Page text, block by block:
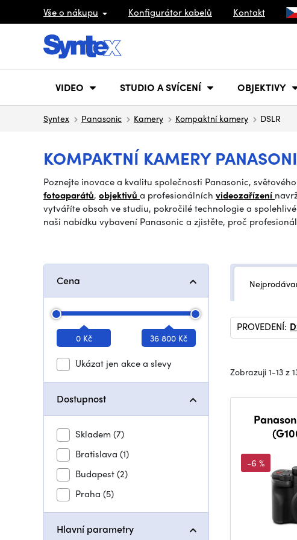
Vše o nákupu Konfigurátor kabelů Kontakt
VIDEO STUDIO A SVÍCENÍ OBJEKTIVY
Syntex Panasonic Kamery Kompaktní kamery DSLR
KOMPAKTNÍ KAMERY
Poznejte inovace a kvalitu společnosti Panasonic,
fotoaparátů, objektivů a profesionálních videozařízení
vytváříte obsah ve studiu, pokročilé technologie a
naši nabídku vybavení Panasonic a zjistěte, proč
Cena
0 Kč 36 800 Kč
Ukázat jen akce a slevy
Dostupnost
Skladem(7)
Bratislava (1)
Budapest(2)
Praha (5)
Hlavní parametry
PROVEDENÍ:
Zobrazuji 1-13 z
-6 %